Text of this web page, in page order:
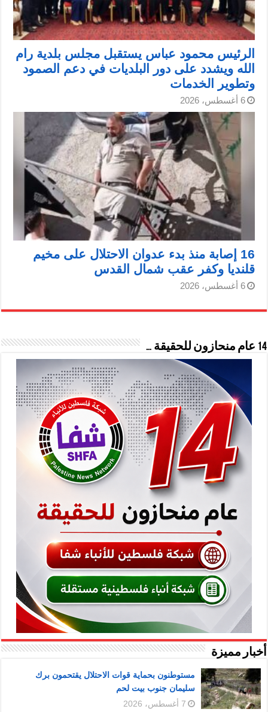
الرئيس محمود عباس يستقبل مجلس بلدية رام
الله ويشدد على دور البلديات في دعم الصمود
وتطوير الخدمات
6 أغسطس، 2026
16 إصابة منذ بدء عدوان الاحتلال على مخيم
قلنديا وكفر عقب شمال القدس
6 أغسطس، 2026
14 عام منحازون للحقيقة …
أخبار مميزة
مستوطنون بحماية قوات الاحتلال يقتحمون برك
سليمان جنوب بيت لحم
7 أغسطس، 2026